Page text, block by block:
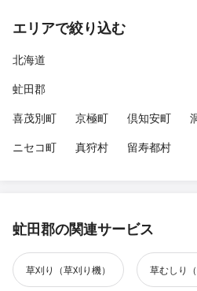
エリアで絞り込む
北海道
虻田郡
喜茂別町
京極町 倶知安町
ニセコ町
真狩村 留寿都村
虻田郡の関連サービス
草刈り（草刈り機） 草むしり（